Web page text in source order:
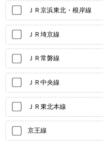
ＪＲ京浜東北・根岸線
ＪＲ埼京線
ＪＲ常磐線
ＪＲ中央線
ＪＲ東北本線
京王線